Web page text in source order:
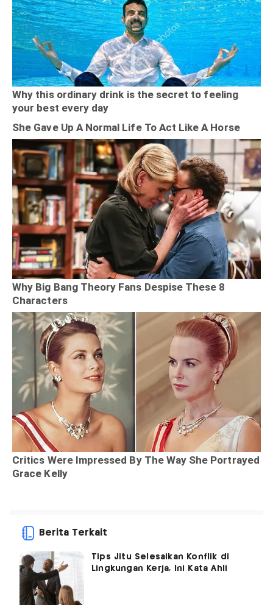
Berita Terkait
Tips Jitu Selesaikan Konflik di
Lingkungan Kerja, Ini Kata Ahli